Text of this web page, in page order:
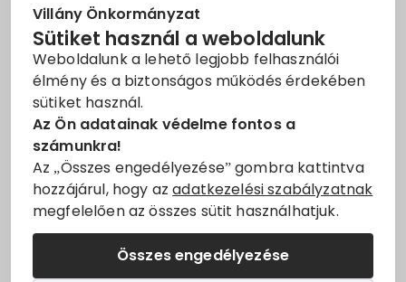
Villány Önkormányzat
Sütiket használ a weboldalunk
Weboldalunk a lehető legjobb felhasználói
élmény és a biztonságos működés érdekében
sütiket használ.
Az Ön adatainak védelme fontos a
számunkra!
Az „Összes engedélyezése” gombra kattintva
hozzájárul, hogy azadatkezelési szabályzatnak
megfelelően az összes sütit használhatjuk.
Összes engedélyezése
Rendelettár
Pályázatok
Dokumentumok
Állásajánlatok
Szolgáltatók
Turizmus
Felújítás Forgalomkorlátozás Közlemény
Tájékoztatjuk a Tisztelt Lakosságot, hogy
2025.07.23. napján megkezdődnek a kivitelezési
munkák a 3295327454 iratazonosító számon
benyújtott VP6-7.2.1.1-21 kódszámú Külterületi helyi
közutak fejlesztése Villányban című projektben.
A munkálatoka Villány 051, 047, 043 hrsz-ú
érinti.